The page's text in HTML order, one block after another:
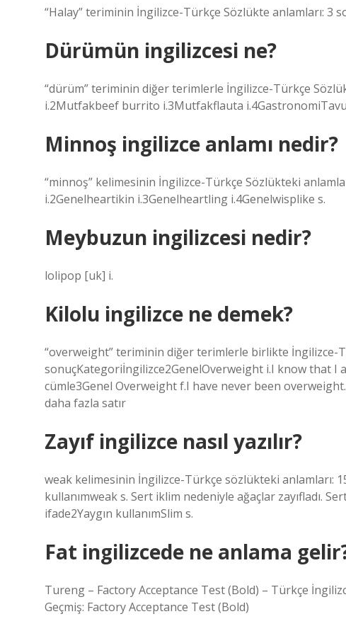
“Halay” teriminin İngilizce-Türkçe Sözlükte anlamları: 3
Dürümün ingilizcesi ne?
“dürüm” teriminin diğer terimlerle İngilizce-Türkçe
i.2Mutfakbeef burrito i.3Mutfakflauta
Minnoş ingilizce anlamı nedir?
“minnoş” kelimesinin İngilizce-Türkçe Sözlükteki
i.2Genelheartikin i.3Genelheartling i.4Genelwisplike s.
Meybuzun ingilizcesi nedir?
lolipop [uk] i.
Kilolu ingilizce ne demek?
“overweight” teriminin diğer terimlerle birlikte İngilizce-
sonuçKategoriİngilizce2GenelOverweight i.I know that
cümle3Genel Overweight f.I have never been
daha fazla satır
Zayıf ingilizce nasıl yazılır?
weak kelimesinin İngilizce-Türkçe sözlükteki anlamları:
kullanımweak s. Sert iklim nedeniyle ağaçlar zayıfladı.
ifade2Yaygın kullanımSlim s.
Fat ingilizcede ne anlama
Tureng – Factory Acceptance Test (Bold) – Türkçe
Geçmiş: Factory Acceptance Test (Bold)